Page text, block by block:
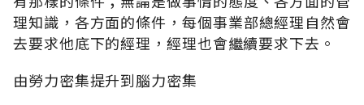
理知識，各方面的條件，每個事業部總經理自然會
去要求他底下的經理，經理也會繼續要求下去。
由勞力密集提升到腦力密集